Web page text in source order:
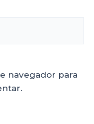
navegador para